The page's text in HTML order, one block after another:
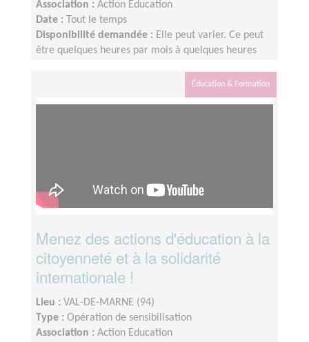
Association : Action Education
Date :
Tout le temps
Disponibilité demandée : Elle peut varier. Ce peut
être quelques heures par mois à quelques heures
Éducation & Formation
Menez des actions d'éducation à la
citoyenneté et à la solidarité
internationale !
Lieu : VAL-DE-MARNE (94)
Type : Opération de sensibilisation
Association : Action Education